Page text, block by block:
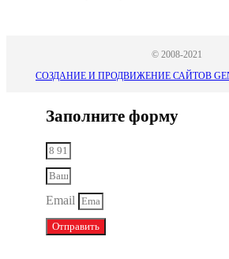
© 2008-2021
СОЗДАНИЕ И ПРОДВИЖЕНИЕ САЙТОВ
Заполните форму
Email
Отправить